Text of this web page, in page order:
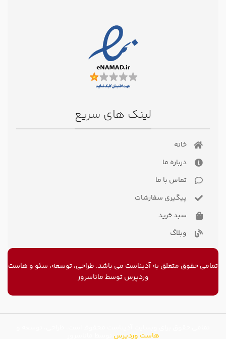
لینک های سریع
خانه
درباره ما
تماس با ما
پیگیری سفارشات
سبد خرید
وبلاگ
تمامی حقوق متعلق به آدیناست می باشد. طراحی، توسعه، سئو و هاست
وردپرستوسط ماناسرور
هاست وردپرس